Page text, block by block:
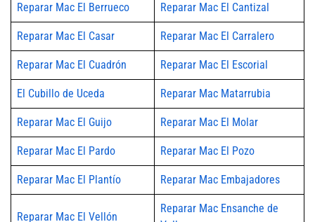
Reparar Mac El Berrueco Reparar Mac El Cantizal
Reparar Mac El Casar Reparar Mac El Carralero
Reparar Mac El Cuadrón Reparar Mac El Escorial
El Cubillo de Uceda Reparar Mac Matarrubia
Reparar Mac El Guijo Reparar Mac El Molar
Reparar Mac El Pardo Reparar Mac El Pozo
Reparar Mac El Plantío Reparar Mac Embajadores
Reparar Mac El Vellón
Reparar Mac Ensanche de